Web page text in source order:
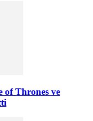
of Thrones ve